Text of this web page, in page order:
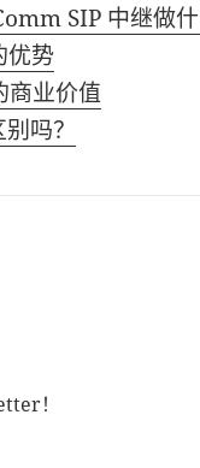
SIP 中继做
优势
商业价值
吗？
！